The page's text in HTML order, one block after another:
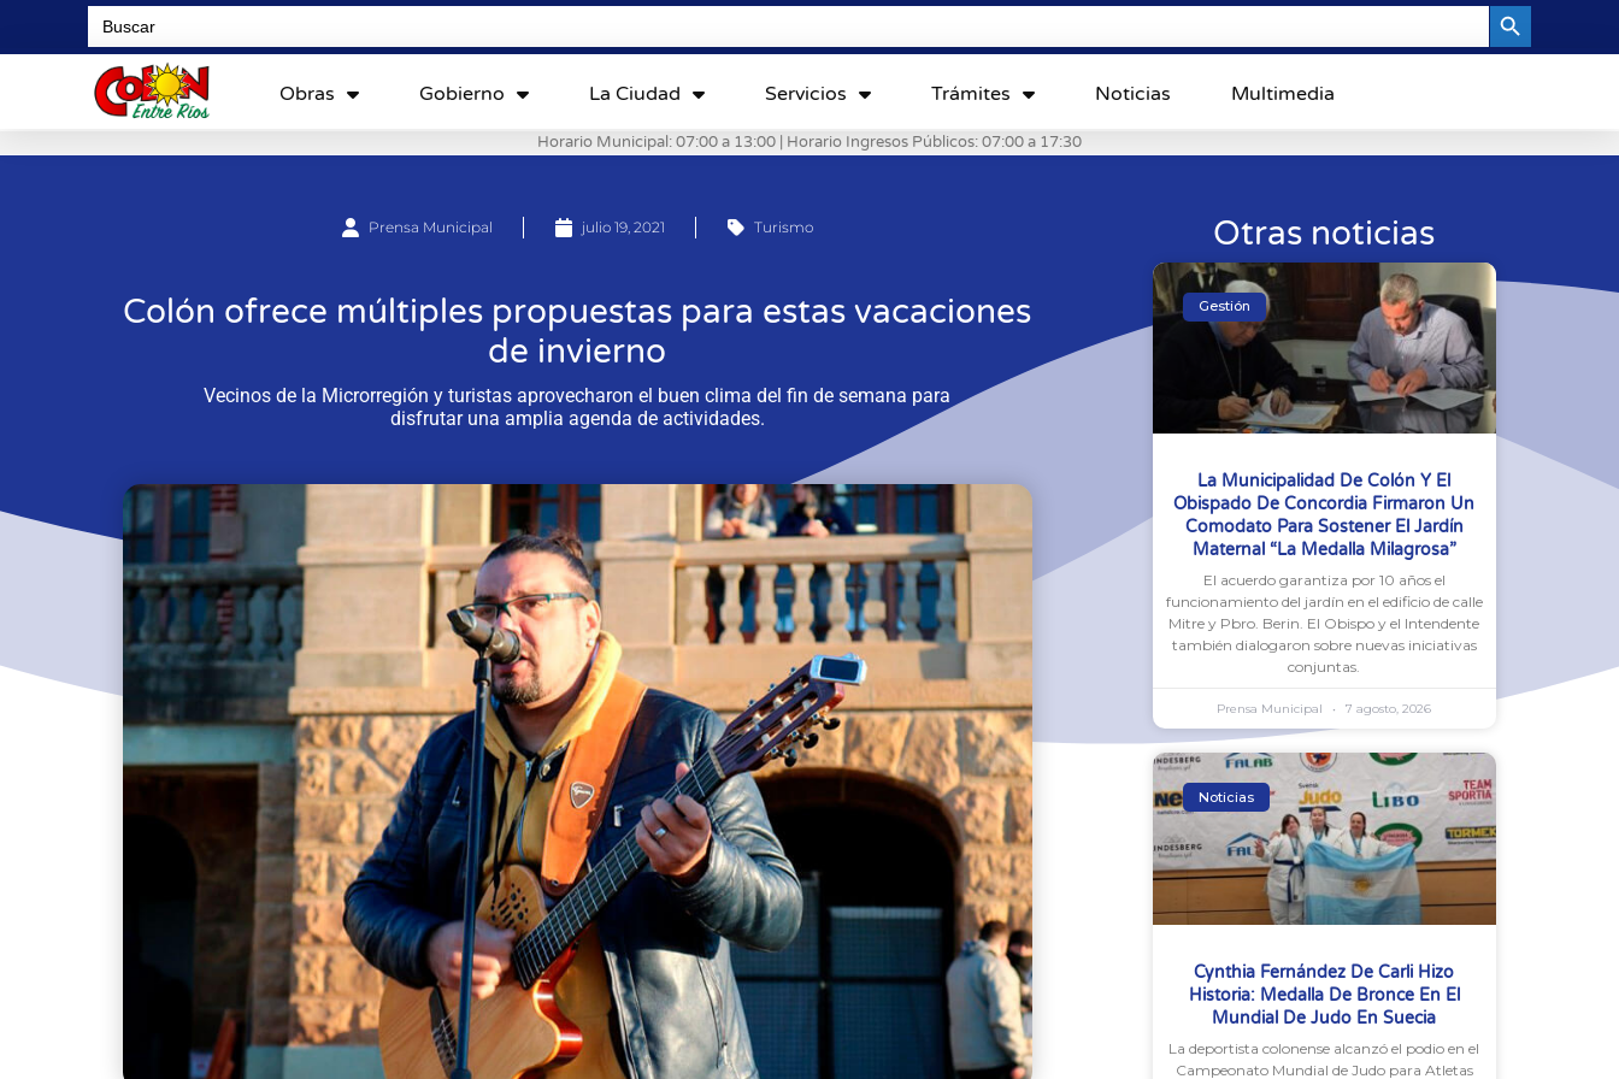
Search
for:
Obras Gobierno La Ciudad Servicios Trámites Noticias Multimedia
Horario Municipal: 07:00 a 13:00 | Horario Ingresos Públicos: 07:00 a 17:30
Prensa Municipal julio 19, 2021 Turismo
Colón ofrece múltiples propuestas para estas vacaciones
de invierno
Vecinos de la Microrregión y turistas aprovecharon el buen clima del fin de semana para
disfrutar una amplia agenda de actividades.
Otras noticias
Gestión
La Municipalidad De Colón Y El
Obispado De Concordia Firmaron Un
Comodato Para Sostener El Jardín
Maternal “La Medalla Milagrosa”
El acuerdo garantiza por 10 años el
funcionamiento del jardín en el edificio de calle
Mitre y Pbro. Berin. El Obispo y el Intendente
también dialogaron sobre nuevas iniciativas
conjuntas.
Prensa Municipal 7 agosto, 2026
Noticias
Cynthia Fernández De Carli Hizo
Historia: Medalla De Bronce En El
Mundial De Judo En Suecia
La deportista colonense alcanzó el podio en el
Campeonato Mundial de Judo para Atletas